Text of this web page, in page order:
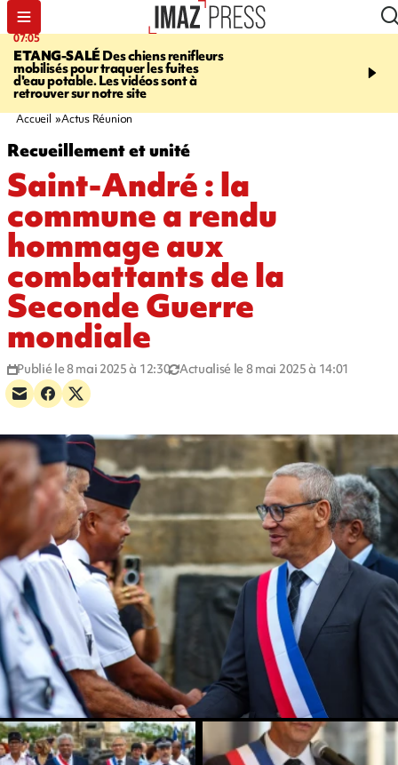
07:05
ETANG-SALÉDes chiens renifleurs
mobilisés pour traquer les fuites
d'eau potable. Les vidéos sont à
retrouver sur notre site
09:53
CATASTROPHIQUE
sécheresse, incendies -
Accueil Actus Réunion
Recueillement et unité
Saint-André : la
commune a rendu
hommage aux
combattants de la
Seconde Guerre
mondiale
Publié le 8 mai 2025 à 12:30 Actualisé le 8 mai 2025 à 14:01